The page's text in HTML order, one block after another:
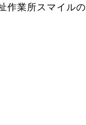
作業所スマイル